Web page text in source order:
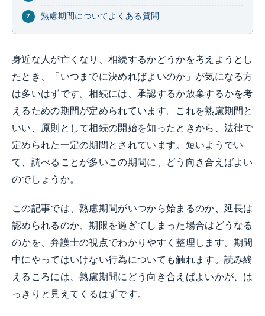
熟慮期間についてよくある質問
身近な人が亡くなり、相続するかどうかを考えようとし
たとき、「いつまでに決めればよいのか」が気になる方
は多いはずです。相続には、承認するか放棄するかを考
えるための期間が定められています。これを熟慮期間と
いい、原則として相続の開始を知ったときから、法律で
定められた一定の期間とされています。短いようでい
て、調べることが多いこの期間に、どう向き合えばよい
のでしょうか。
この記事では、熟慮期間がいつから始まるのか、延長は
認められるのか、期限を過ぎてしまった場合はどうなる
のかを、弁護士の視点でわかりやすく整理します。期間
中にやってはいけない行為についても触れます。読み終
えるころには、熟慮期間にどう向き合えばよいかが、は
っきりと見えてくるはずです。